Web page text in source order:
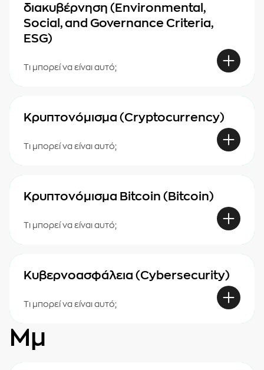
διακυβέρνηση (Environmental,
Social, and Governance Criteria,
ESG)
Τι μπορεί να είναι αυτό;
Κρυπτονόμισμα (Cryptocurrency)
Τι μπορεί να είναι αυτό;
Κρυπτονόμισμα Bitcoin (Bitcoin)
Τι μπορεί να είναι αυτό;
Κυβερνοασφάλεια (Cybersecurity)
Τι μπορεί να είναι αυτό;
Μμ